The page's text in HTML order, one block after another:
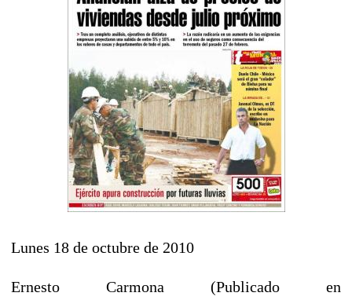
Lunes 18 de octubre de 2010
Ernesto Carmona (Publicado en